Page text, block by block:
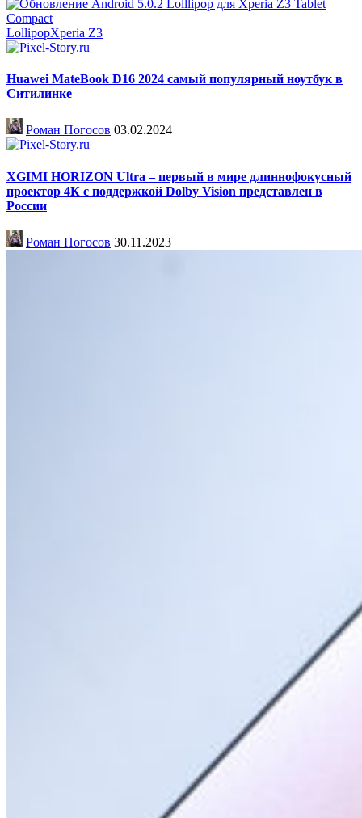
LollipopXperia Z3
Huawei MateBook D16 2024 самый популярный ноутбук в
Ситилинке
Роман Погосов 03.02.2024
XGIMI HORIZON Ultra – первый в мире длиннофокусный
проектор 4К с поддержкой Dolby Vision представлен в
России
Роман Погосов 30.11.2023